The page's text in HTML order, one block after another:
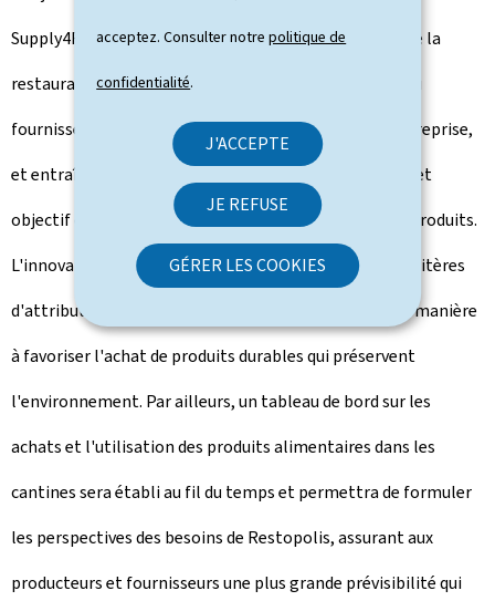
acceptez. Consulter notrepolitique de
confidentialité.
J'ACCEPTE
JE REFUSE
GÉRER LES COOKIES
Supply4Future facilitera l'accès aux marchés publics de la
restauration scolaire à un maximum de producteurs ou
fournisseurs, indépendamment de la taille de leur entreprise,
et entraînera un processus entièrement électronique et
objectif d'attribution de marchés pour l'achat de ces produits.
L'innovation consiste également dans le fait que les critères
d'attribution de marchés seront désormais définis de manière
à favoriser l'achat de produits durables qui préservent
l'environnement. Par ailleurs, un tableau de bord sur les
achats et l'utilisation des produits alimentaires dans les
cantines sera établi au fil du temps et permettra de formuler
les perspectives des besoins de Restopolis, assurant aux
producteurs et fournisseurs une plus grande prévisibilité qui